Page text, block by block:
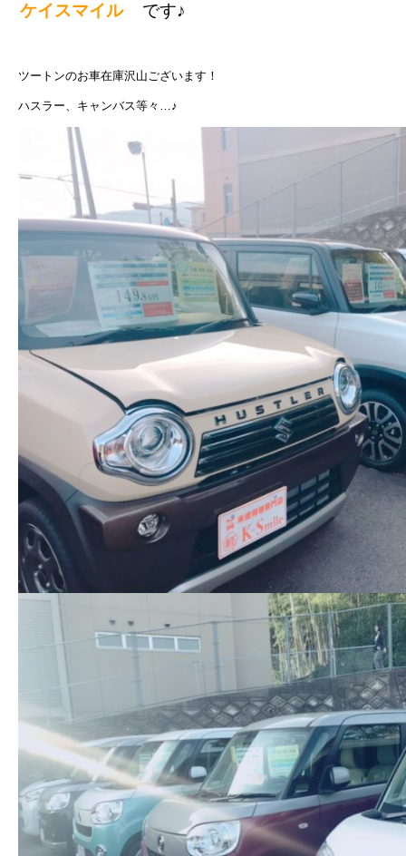
ケイスマイル です♪
ツートンのお車在庫沢山ございます！
ハスラー、キャンバス等々…♪